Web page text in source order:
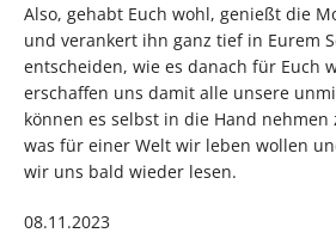
Also, gehabt Euch wohl, genießt die
und verankert ihn ganz tief in Eurem
entscheiden, wie es danach für Euch
erschaffen uns damit alle unsere
können es selbst in die Hand
was für einer Welt wir leben wollen
wir uns bald wieder lesen.
08.11.2023